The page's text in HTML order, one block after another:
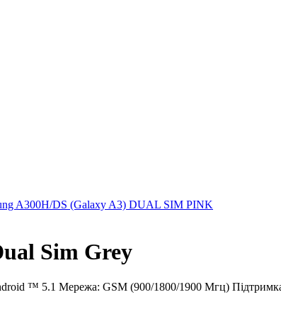
A300H/DS (Galaxy A3) DUAL SIM PINK
Sim Grey
™ 5.1 Мережа: GSM (900/1800/1900 Мгц)